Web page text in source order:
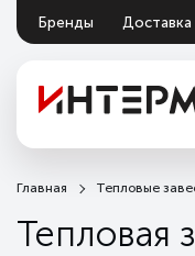
Бренды Доставка
Документация
Главная Тепловые
Тепловая